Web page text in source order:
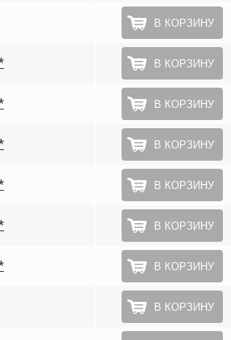
В КОРЗИНУ
В КОРЗИНУ
В КОРЗИНУ
В КОРЗИНУ
В КОРЗИНУ
В КОРЗИНУ
В КОРЗИНУ
В КОРЗИНУ